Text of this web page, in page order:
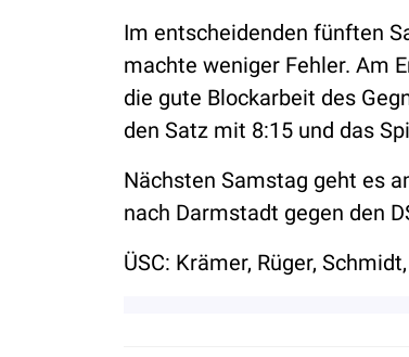
Im entscheidenden fünften
machte weniger Fehler. Am
die gute Blockarbeit des
den Satz mit 8:15 und das
Nächsten Samstag geht es
nach Darmstadt gegen den
ÜSC: Krämer, Rüger,